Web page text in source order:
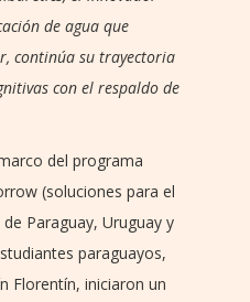
de agua que
continúa su trayectoria
con el respaldo de
del programa
(soluciones para el
Paraguay, Uruguay y
paraguayos,
Florentín, iniciaron un